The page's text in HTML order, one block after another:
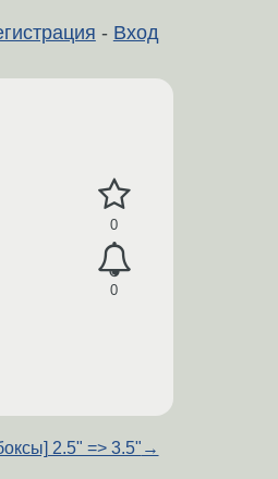
- Вход
0
0
2.5" => 3.5" →